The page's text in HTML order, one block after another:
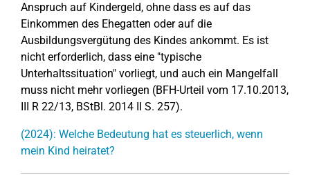
Anspruch auf Kindergeld, ohne dass es auf das
Einkommen des Ehegatten oder auf die
Ausbildungsvergütung des Kindes ankommt. Es ist
nicht erforderlich, dass eine "typische
Unterhaltssituation" vorliegt, und auch ein Mangelfall
muss nicht mehr vorliegen (BFH-Urteil vom 17.10.2013,
III R 22/13, BStBl. 2014 II S. 257).
(2024): Welche Bedeutung hat es steuerlich, wenn
mein Kind heiratet?